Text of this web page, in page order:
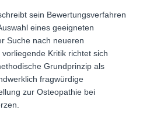
sein Bewertungsverfahren
eines geeigneten
Suche nach neueren
Kritik richtet sich
Grundprinzip als
fragwürdige
zur Osteopathie bei